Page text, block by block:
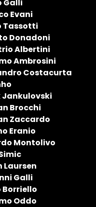
Galli
Evani
Tassotti
Donadoni
Albertini
Ambrosini
Costacurta
Jankulovski
Brocchi
Zaccardo
Eranio
Montolivo
Laursen
Galli
Borriello
Oddo